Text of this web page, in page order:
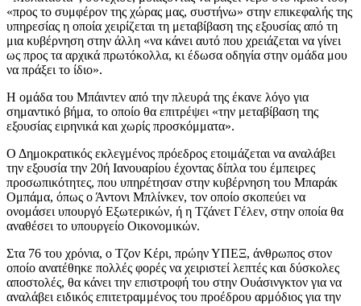
«προς το συμφέρον της χώρας μας, συστήνω» στην επικεφαλής της
υπηρεσίας η οποία χειρίζεται τη μεταβίβαση της εξουσίας από τη
μια κυβέρνηση στην άλλη «να κάνει αυτό που χρειάζεται να γίνει
ως προς τα αρχικά πρωτόκολλα, κι έδωσα οδηγία στην ομάδα μου
να πράξει το ίδιο».
Η ομάδα του Μπάιντεν από την πλευρά της έκανε λόγο για
σημαντικό βήμα, το οποίο θα επιτρέψει «την μεταβίβαση της
εξουσίας ειρηνικά και χωρίς προσκόμματα».
Ο Δημοκρατικός εκλεγμένος πρόεδρος ετοιμάζεται να αναλάβει
την εξουσία την 20ή Ιανουαρίου έχοντας δίπλα του έμπειρες
προσωπικότητες, που υπηρέτησαν στην κυβέρνηση του Μπαράκ
Ομπάμα, όπως ο Άντονι Μπλίνκεν, τον οποίο σκοπεύει να
ονομάσει υπουργό Εξωτερικών, ή η Τζάνετ Γέλεν, στην οποία θα
αναθέσει το υπουργείο Οικονομικών.
Στα 76 του χρόνια, ο Τζον Κέρι, πρώην ΥΠΕΞ, άνθρωπος στον
οποίο ανατέθηκε πολλές φορές να χειριστεί λεπτές και δύσκολες
αποστολές, θα κάνει την επιστροφή του στην Ουάσινγκτον για να
αναλάβει ειδικός επιτετραμμένος του προέδρου αρμόδιος για την